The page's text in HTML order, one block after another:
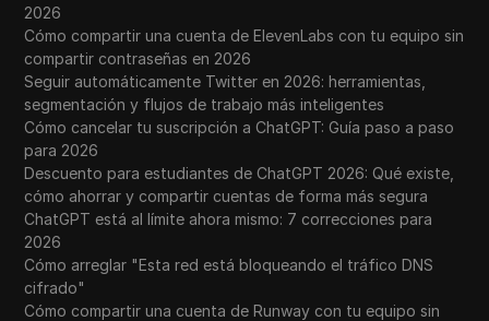
2026
Cómo compartir una cuenta de ElevenLabs con tu equipo sin
compartir contraseñas en 2026
Seguir automáticamente Twitter en 2026: herramientas,
segmentación y flujos de trabajo más inteligentes
Cómo cancelar tu suscripción a ChatGPT: Guía paso a paso
para 2026
Descuento para estudiantes de ChatGPT 2026: Qué existe,
cómo ahorrar y compartir cuentas de forma más segura
ChatGPT está al límite ahora mismo: 7 correcciones para
2026
Cómo arreglar "Esta red está bloqueando el tráfico DNS
cifrado"
Cómo compartir una cuenta de Runway con tu equipo sin